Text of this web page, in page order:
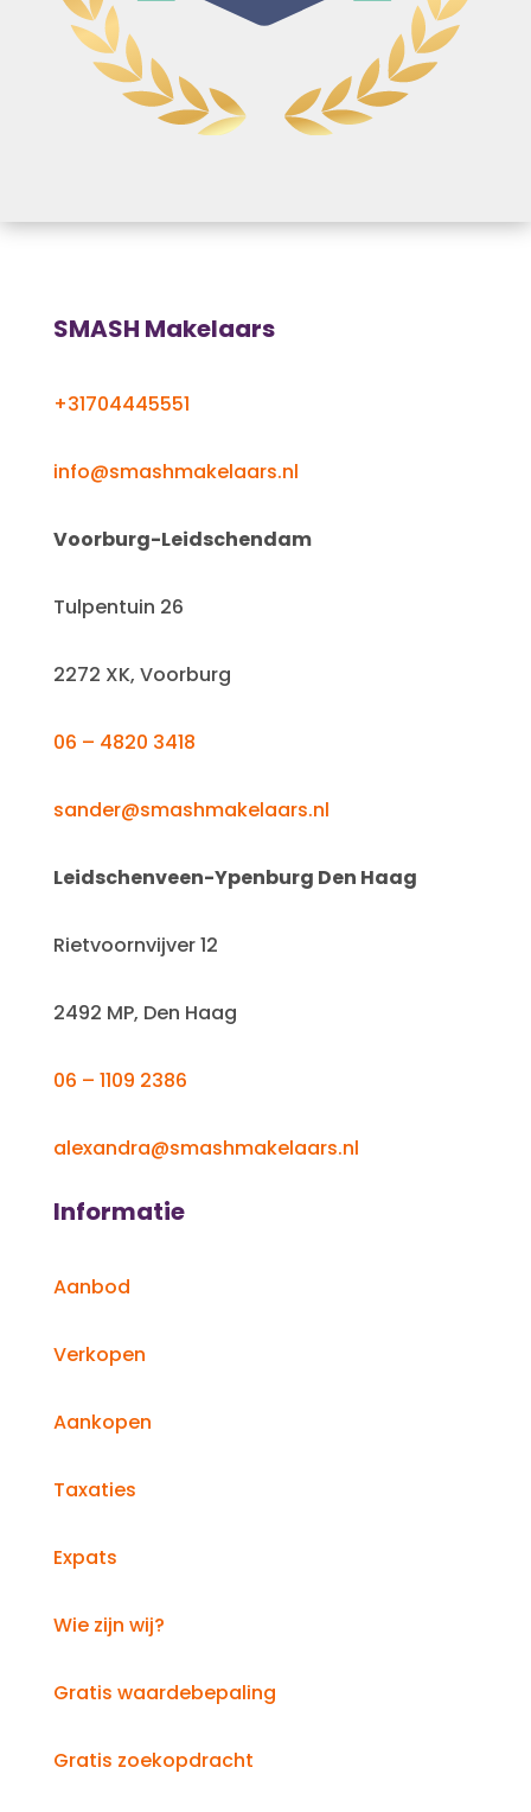
SMASH Makelaars
+31704445551
info@smashmakelaars.nl
Voorburg-Leidschendam
Tulpentuin 26
2272 XK, Voorburg
06 – 4820 3418
sander@smashmakelaars.nl
Leidschenveen-Ypenburg Den Haag
Rietvoornvijver 12
2492 MP, Den Haag
06 – 1109 2386
alexandra@smashmakelaars.nl
Informatie
Aanbod
Verkopen
Aankopen
Taxaties
Expats
Wie zijn wij?
Gratis waardebepaling
Gratis zoekopdracht